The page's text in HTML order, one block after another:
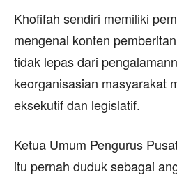
Khofifah sendiri memiliki
mengenai konten
tidak lepas dari
keorganisasian masyarakat
eksekutif dan legislatif.
Ketua Umum Pengurus
itu pernah duduk sebagai